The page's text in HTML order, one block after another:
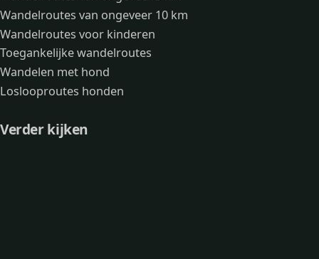
Wandelroutes van ongeveer 10 km
Wandelroutes voor kinderen
Toegankelijke wandelroutes
Wandelen met hond
Loslooproutes honden
Verder kijken